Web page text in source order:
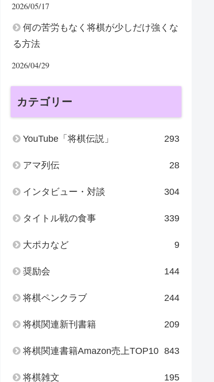
2026/05/17
何の苦労もなく将棋が少しだけ強くな
る方法
2026/04/29
カテゴリー
YouTube「将棋伝説」 293
アマ列伝 28
インタビュー・対談 304
タイトル戦の食事 339
大ポカなど 9
奨励会 144
将棋ペンクラブ 244
将棋関連新刊書籍 209
将棋関連書籍Amazon売上TOP10 843
将棋雑文 195